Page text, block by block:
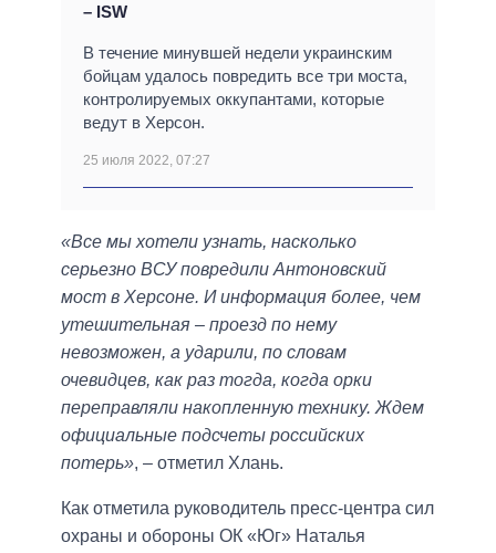
– ISW
В течение минувшей недели украинским
бойцам удалось повредить все три моста,
контролируемых оккупантами, которые
ведут в Херсон.
25 июля 2022, 07:27
«Все мы хотели узнать, насколько
серьезно ВСУ повредили Антоновский
мост в Херсоне. И информация более, чем
утешительная – проезд по нему
невозможен, а ударили, по словам
очевидцев, как раз тогда, когда орки
переправляли накопленную технику. Ждем
официальные подсчеты российских
потерь», – отметил Хлань.
Как отметила руководитель пресс-центра сил
охраны и обороны ОК «Юг» Наталья